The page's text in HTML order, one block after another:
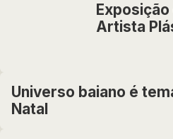
Artista
Universo baiano é
Natal